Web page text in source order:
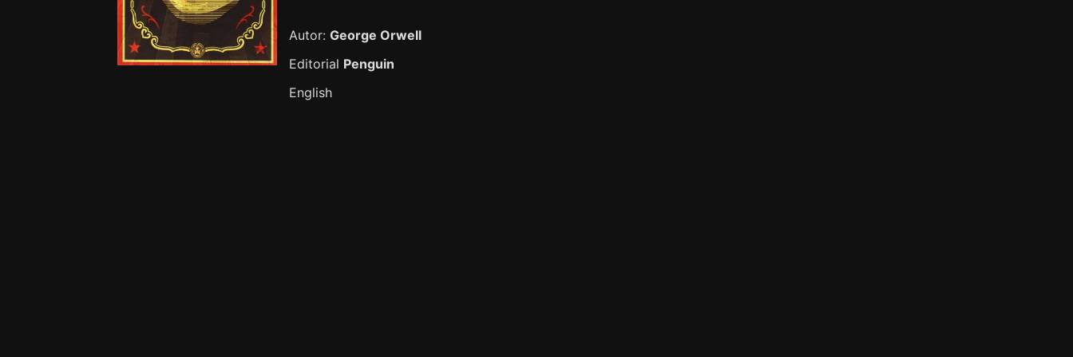
Autor: George Orwell
Editorial Penguin
English